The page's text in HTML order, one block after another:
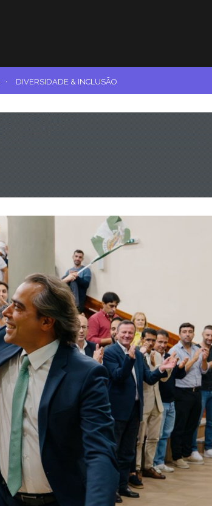
· DIVERSIDADE & INCLUSÃO